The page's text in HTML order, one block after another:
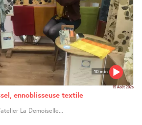
10 min
15 Août 2026
ennoblisseuse textile
La Demoiselle...